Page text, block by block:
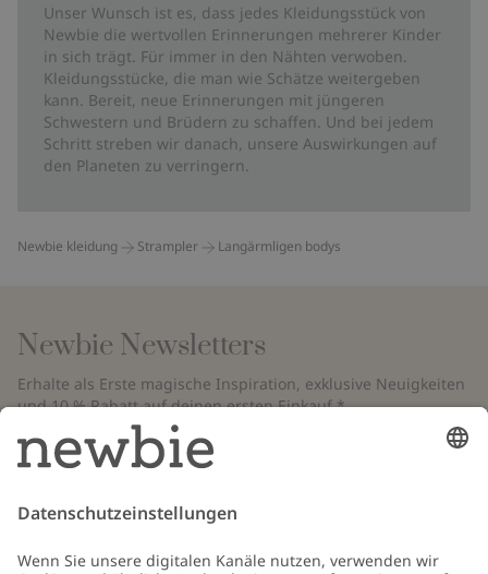
Unser Wunsch ist es, dass jedes Kleidungsstück von
Newbie die wertvollen Erinnerungen mehrerer Kinder
in sich trägt. Für immer in den Nähten verwoben.
Kleidungsstücke, die man wie Schätze weitergeben
kann. Bereit, neue Erinnerungen mit jüngeren
Schwestern und Brüdern zu schaffen. Und bei jedem
Schritt streben wir danach, unsere Auswirkungen auf
den Planeten zu verringern.
Newbie kleidung Strampler Langärmligen bodys
Newbie Newsletters
Erhalte als Erste magische Inspiration, exklusive Neuigkeiten
und 10 % Rabatt auf deinen ersten Einkauf.*
*Gilt nur für deine erste Bestellung und ist nicht mit anderen Rabatten
oder Angeboten kombinierbar. Gilt nicht für limitierte Artikel. Bitte
überprüfe deinen Spam-Ordner. Lies unsere
Schicken